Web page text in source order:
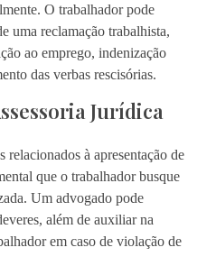
O trabalhador pode
uma reclamação trabalhista,
ao emprego, indenização
das verbas rescisórias.
Jurídica
à apresentação de
que o trabalhador busque
Um advogado pode
além de auxiliar na
em caso de violação de